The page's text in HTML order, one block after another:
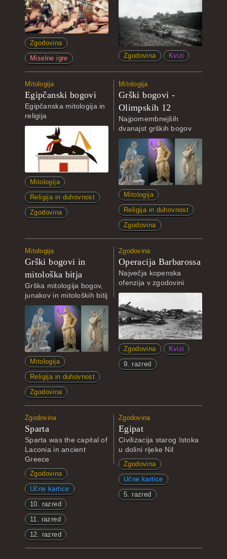
Zgodovina
Miselne igre
Zgodovina Kvizi
Mitologija
Egipčanski bogovi
Egipčanska mitologija in
religija
Mitologija
Religija in duhovnost
Zgodovina
Mitologija
Grški bogovi -
Olimpskih 12
Najpomembnejših
dvanajst grških bogov
Mitologija
Religija in duhovnost
Zgodovina
Mitologija
Grški bogovi in
mitološka bitja
Grška mitologija bogov,
junakov in mitoloških bitij
Mitologija
Religija in duhovnost
Zgodovina
Zgodovina
Operacija Barbarossa
Največja kopenska
ofenzija v zgodovini
Zgodovina
Kvizi
9. razred
Zgodovina
Sparta
Sparta was the capital of
Laconia in ancient
Greece
Zgodovina
Učne kartice
10. razred
11. razred
12. razred
Zgodovina
Egipat
Civilizacija starog Istoka
u dolini rijeke Nil
Zgodovina
Učne kartice
5. razred